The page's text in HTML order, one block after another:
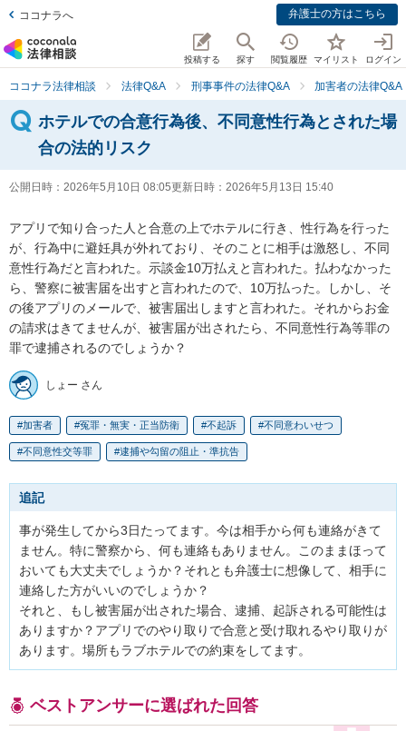
ココナラへ 弁護士の方はこちら
投稿する 探す 閲覧履歴 マイリスト ログイン
ココナラ法律相談 法律Q&A 刑事事件の法律Q&A 加害者の法律Q&A
ホテルでの合意行為後、不同意性行為とされた場
合の法的リスク
公開日時： 2026年5月10日 08:05更新日時： 2026年5月13日 15:40
アプリで知り合った人と合意の上でホテルに行き、性行為を行った
が、行為中に避妊具が外れており、そのことに相手は激怒し、不同
意性行為だと言われた。示談金10万払えと言われた。払わなかった
ら、警察に被害届を出すと言われたので、10万払った。しかし、そ
の後アプリのメールで、被害届出しますと言われた。それからお金
の請求はきてませんが、被害届が出されたら、不同意性行為等罪の
罪で逮捕されるのでしょうか？
しょー さん
加害者 冤罪・無実・正当防衛 不起訴 不同意わいせつ
不同意性交等罪 逮捕や勾留の阻止・準抗告
追記
事が発生してから3日たってます。今は相手から何も連絡がきて
ません。特に警察から、何も連絡もありません。このままほって
おいても大丈夫でしょうか？それとも弁護士に想像して、相手に
連絡した方がいいのでしょうか？
それと、もし被害届が出された場合、逮捕、起訴される可能性は
ありますか？アプリでのやり取りで合意と受け取れるやり取りが
あります。場所もラブホテルでの約束をしてます。
ベストアンサーに選ばれた回答